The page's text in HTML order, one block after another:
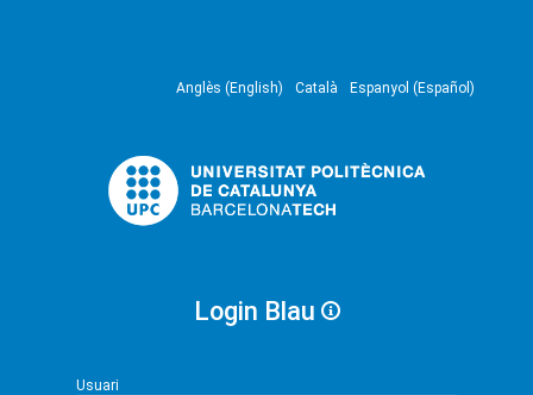
Anglès (English) Català Espanyol (Español)
Login Blau
Usuari